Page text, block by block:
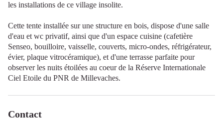
les installations de ce village insolite.
Cette tente installée sur une structure en bois, dispose d'une salle
d'eau et wc privatif, ainsi que d'un espace cuisine (cafetière
Senseo, bouilloire, vaisselle, couverts, micro-ondes, réfrigérateur,
évier, plaque vitrocéramique), et d'une terrasse parfaite pour
observer les nuits étoilées au coeur de la Réserve Internationale
Ciel Etoile du PNR de Millevaches.
Contact